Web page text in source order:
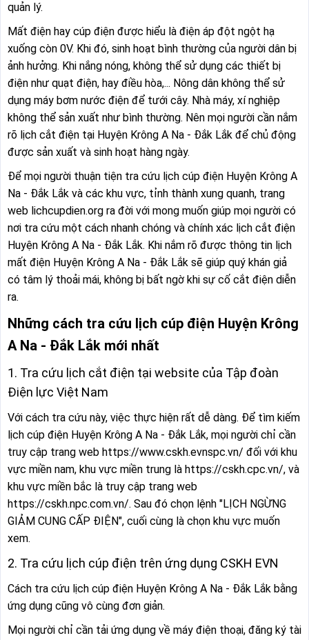
quản lý.
Mất điện hay cúp điện được hiểu là điện áp đột ngột hạ
xuống còn 0V. Khi đó, sinh hoạt bình thường của người dân bị
ảnh hưởng. Khi nắng nóng, không thể sử dụng các thiết bị
điện như quạt điện, hay điều hòa,... Nông dân không thể sử
dụng máy bơm nước điện để tưới cây. Nhà máy, xí nghiệp
không thể sản xuất như bình thường. Nên mọi người cần nắm
rõ lịch cắt điện tại Huyện Krông A Na - Đắk Lắk để chủ động
được sản xuất và sinh hoạt hàng ngày.
Để mọi người thuận tiện tra cứu lịch cúp điện Huyện Krông A
Na - Đắk Lắk và các khu vực, tỉnh thành xung quanh, trang
web lichcupdien.org ra đời với mong muốn giúp mọi người có
nơi tra cứu một cách nhanh chóng và chính xác lịch cắt điện
Huyện Krông A Na - Đắk Lắk. Khi nắm rõ được thông tin lịch
mất điện Huyện Krông A Na - Đắk Lắk sẽ giúp quý khán giả
có tâm lý thoải mái, không bị bất ngờ khi sự cố cắt điện diễn
ra.
Những cách tra cứu lịch cúp điện Huyện Krông
A Na - Đắk Lắk mới nhất
1. Tra cứu lịch cắt điện tại website của Tập đoàn
Điện lực Việt Nam
Với cách tra cứu này, việc thực hiện rất dễ dàng. Để tìm kiếm
lịch cúp điện Huyện Krông A Na - Đắk Lắk, mọi người chỉ cần
truy cập trang web https://www.cskh.evnspc.vn/ đối với khu
vực miền nam, khu vực miền trung là https://cskh.cpc.vn/, và
khu vực miền bắc là truy cập trang web
https://cskh.npc.com.vn/. Sau đó chọn lệnh "LỊCH NGỪNG
GIẢM CUNG CẤP ĐIỆN", cuối cùng là chọn khu vực muốn
xem.
2. Tra cứu lịch cúp điện trên ứng dụng CSKH EVN
Cách tra cứu lịch cúp điện Huyện Krông A Na - Đắk Lắk bằng
ứng dụng cũng vô cùng đơn giản.
Mọi người chỉ cần tải ứng dụng về máy điện thoại, đăng ký tài